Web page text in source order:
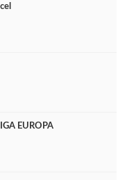
EUROPA